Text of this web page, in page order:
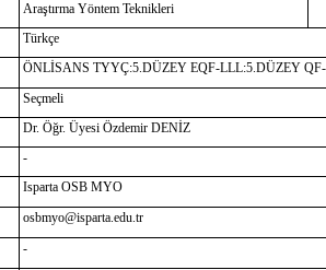
Araştırma Yöntem Teknikleri
Türkçe
ÖNLİSANS TYYÇ:5.DÜZEY EQF-LLL:5.DÜZEY
Seçmeli
Dr. Öğr. Üyesi Özdemir DENİZ
-
Isparta OSB MYO
osbmyo@isparta.edu.tr
-